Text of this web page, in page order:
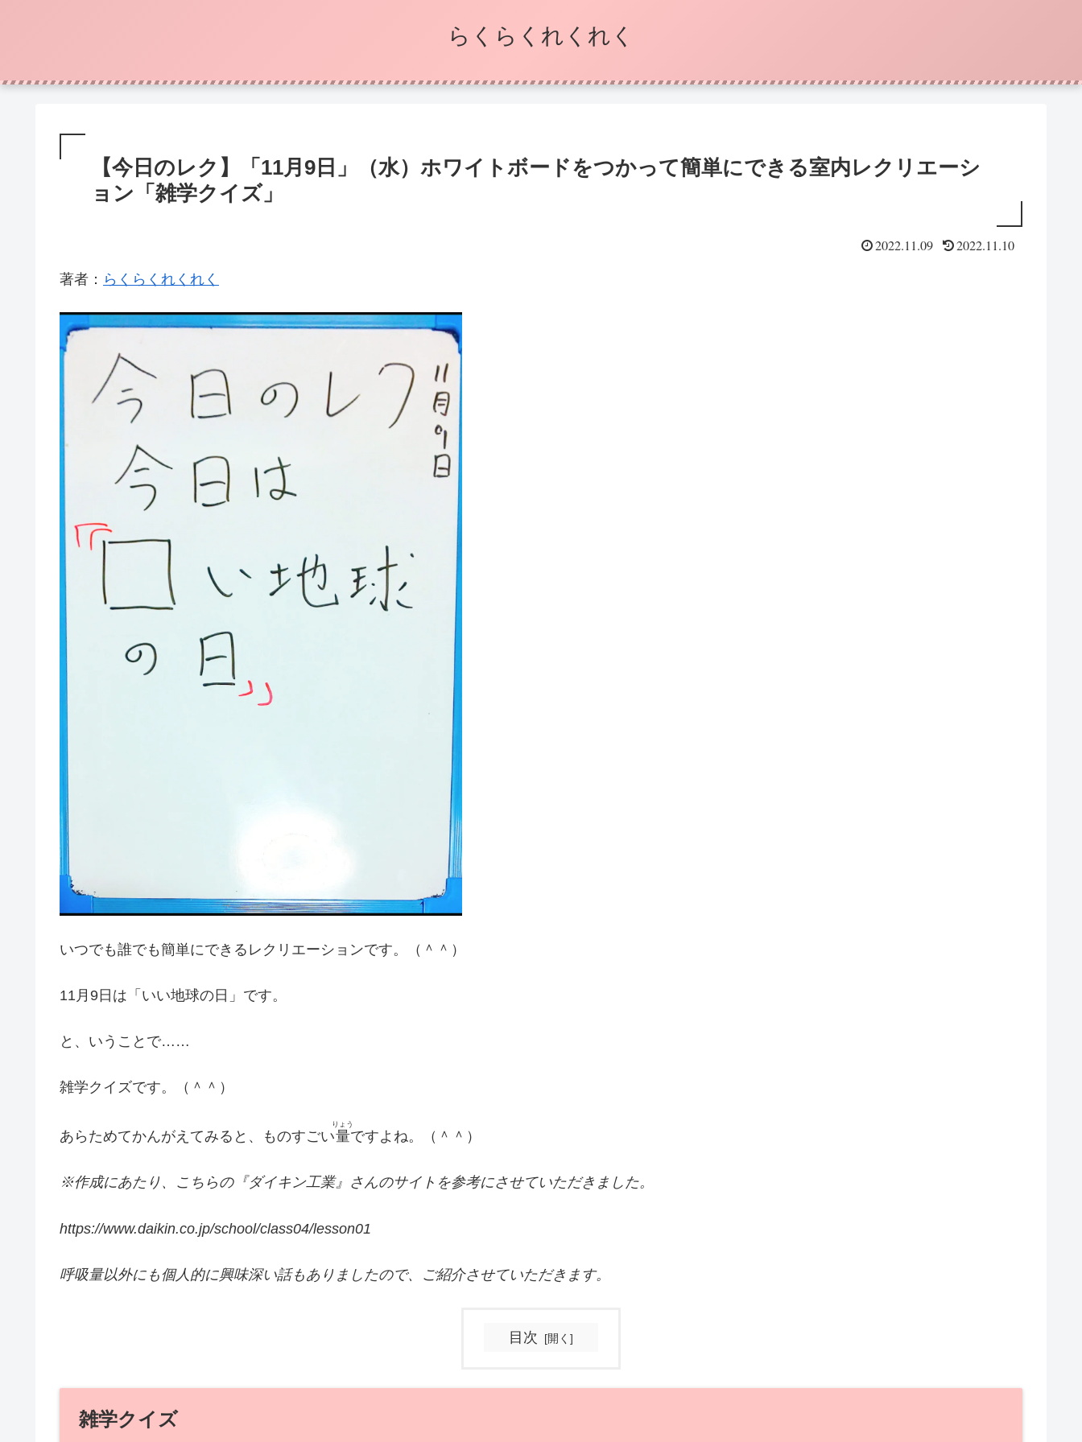
らくらくれくれく
【今日のレク】「11月9日」（水）ホワイトボードをつかって簡単にできる室内レクリエーシ
ョン「雑学クイズ」
2022.11.09 2022.11.10
著者： らくらくれくれく
いつでも誰でも簡単にできるレクリエーションです。（＾＾）
11月9日は「いい地球の日」です。
と、いうことで……
雑学クイズです。（＾＾）
あらためてかんがえてみると、ものすごい量
りょう
ですよね。（＾＾）
※作成にあたり、こちらの『ダイキン工業』さんのサイトを参考にさせていただきました。
https://www.daikin.co.jp/school/class04/lesson01
呼吸量以外にも個人的に興味深い話もありましたので、ご紹介させていただきます。
目次
雑学クイズ